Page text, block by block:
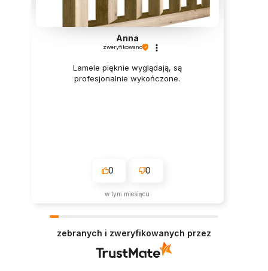
Anna
zweryfikowano
Lamele pięknie wyglądają, są
profesjonalnie wykończone.
0 0
w tym miesiącu
zebranych i zweryfikowanych przez